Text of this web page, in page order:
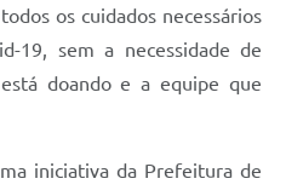
os cuidados necessários
19, sem a necessidade de
doando e a equipe que
iniciativa da Prefeitura de